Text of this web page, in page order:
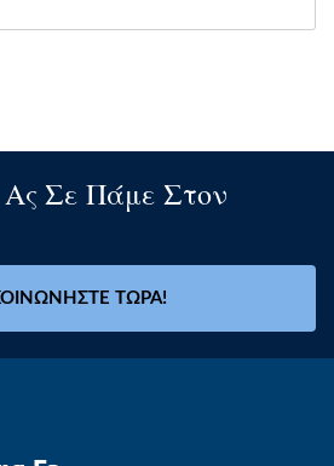
Ας Σε Πάμε Στον
ΤΏΡΑ!